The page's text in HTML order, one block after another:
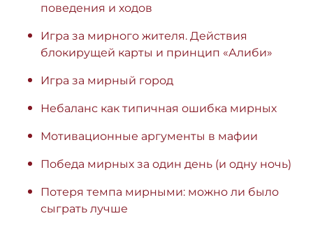
поведения и ходов
Игра за мирного жителя. Действия
блокирущей карты и принцип «Алиби»
Игра за мирный город
Небаланс как типичная ошибка мирных
Мотивационные аргументы в мафии
Победа мирных за один день (и одну ночь)
Потеря темпа мирными: можно ли было
сыграть лучше